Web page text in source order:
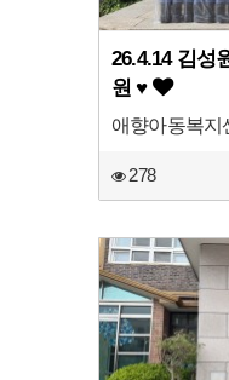
26.4.14 김성
원 ♥
애향아동복지
278